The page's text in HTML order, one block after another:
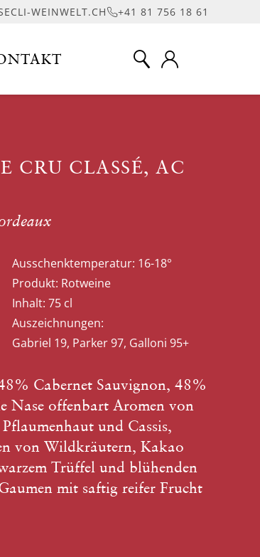
WEINWELT.CH +41 81 756 18 61
CRU CLASSÉ, AC
Ausschenktemperatur: 16-18°
Produkt: Rotweine
Inhalt: 75 cl
Auszeichnungen:
Gabriel 19, Parker 97, Galloni 95+
Cabernet Sauvignon, 48%
Nase offenbart Aromen von
und Cassis,
von Wildkräutern, Kakao
Trüffel und blühenden
mit saftig reifer Frucht